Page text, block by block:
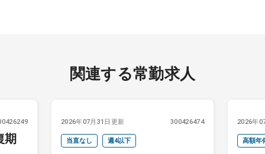
関連する常勤求人
期
2026年07月31日更新 300426474
当直なし 週4以下
2026年
高額年